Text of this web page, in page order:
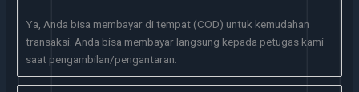
Ya, Anda bisa membayar di tempat (COD) untuk kemudahan
transaksi. Anda bisa membayar langsung kepada petugas kami
saat pengambilan/pengantaran.